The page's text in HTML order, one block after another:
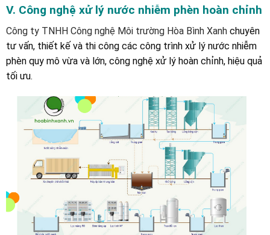
V. Công nghệ xử lý nước nhiễm phèn hoàn chỉnh
Công ty TNHH Công nghệ Môi trường Hòa Bình Xanhchuyên
tư vấn, thiết kế và thi công các công trình xử lý nước nhiễm
phèn quy mô vừa và lớn, công nghệ xử lý hoàn chỉnh, hiệu quả
tối ưu.